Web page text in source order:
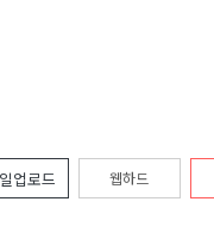
업로드 웹하드